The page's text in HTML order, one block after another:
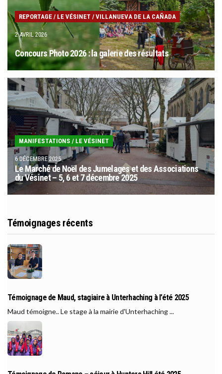
REPORTAGE / LE VÉSINET / VILLANUEVA DE LA CAÑADA
2 AVRIL 2026
Concours Photo 2026 : la galerie des résultats
MANIFESTATIONS / LE VÉSINET
6 DÉCEMBRE 2025
Le Marché de Noël des Jumelages et des Associations
du Vésinet – 5, 6 et 7 décembre 2025
Témoignages récents
Témoignage de Maud, stagiaire à Unterhaching à l’été 2025
Maud témoigne.. Le stage à la mairie d'Unterhaching ...